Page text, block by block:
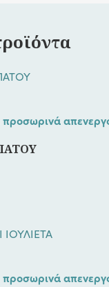
προσωρινά
προσωρινά